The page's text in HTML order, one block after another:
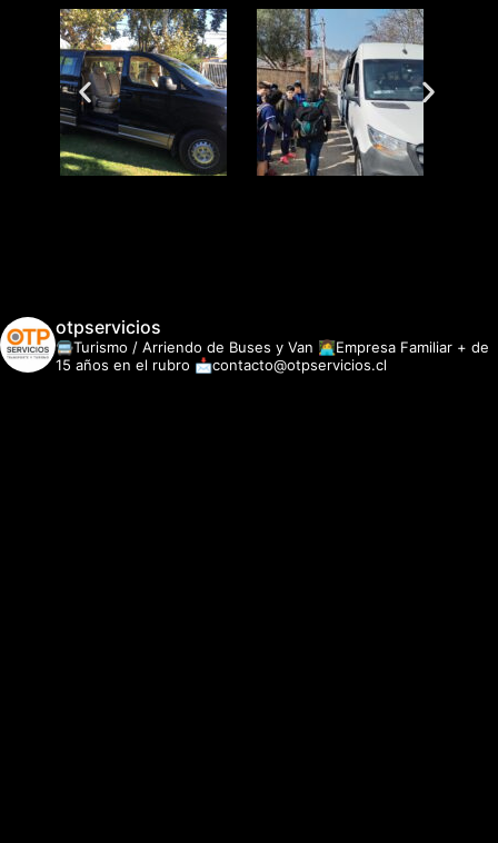
otpservicios
🚍Turismo / Arriendo de Buses y Van 👩‍💻Empresa Familiar + de
15 años en el rubro 📩contacto@otpservicios.cl